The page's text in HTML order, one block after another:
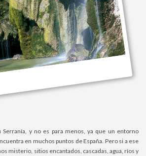
Serranía, y no es para menos, ya que un entorno
en muchos puntos de España. Pero si a ese
misterio, sitios encantados, cascadas, agua, ríos y